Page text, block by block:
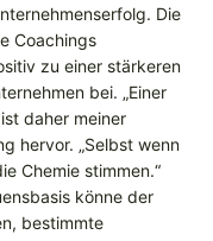
Die
Coachings
zu einer stärkeren
bei. „Einer
daher meiner
hervor. „Selbst wenn
Chemie stimmen.“
könne der
bestimmte